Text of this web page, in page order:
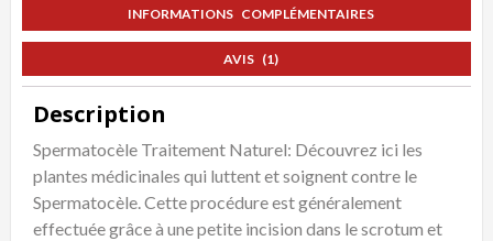
INFORMATIONS COMPLÉMENTAIRES
AVIS (1)
Description
Spermatocèle Traitement Naturel: Découvrez ici les
plantes médicinales qui luttent et soignent contre le
Spermatocèle. Cette procédure est généralement
effectuée grâce à une petite incision dans le scrotum et